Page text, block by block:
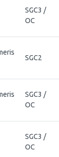
SGC3 /
OC
SGC2
SGC3 /
OC
SGC3 /
OC